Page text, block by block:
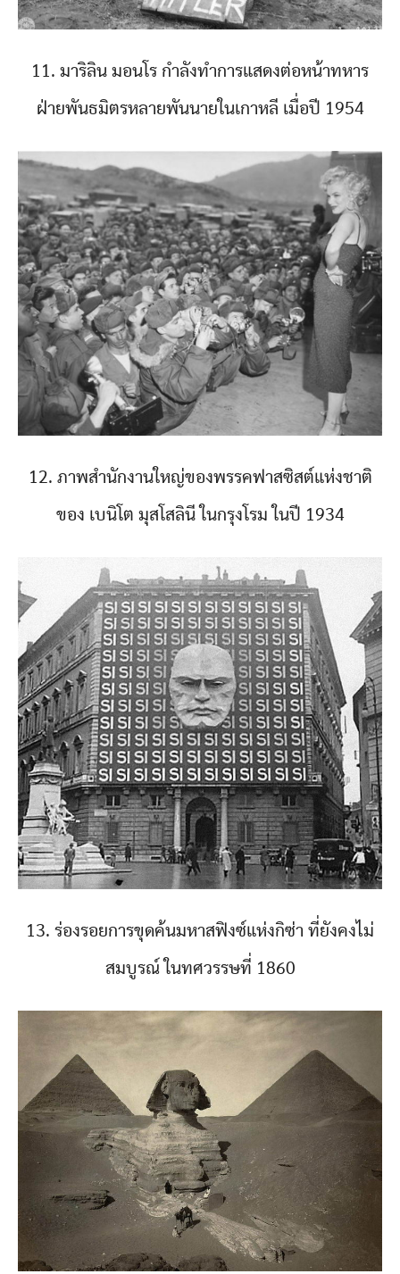
11. มาริลิน มอนโร กำลังทำการแสดงต่อหน้าทหาร
ฝ่ายพันธมิตรหลายพันนายในเกาหลี เมื่อปี 1954
12. ภาพสำนักงานใหญ่ของพรรคฟาสซิสต์แห่งชาติ
ของ เบนิโต มุสโสลินี ในกรุงโรม ในปี 1934
13. ร่องรอยการขุดค้นมหาสฟิงซ์แห่งกิซ่า ที่ยังคงไม่
สมบูรณ์ ในทศวรรษที่ 1860